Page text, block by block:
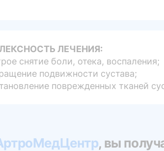
ЛЕЧЕНИЯ:
снятие боли, отека, воспаления;
подвижности сустава;
поврежденных тканей
, вы